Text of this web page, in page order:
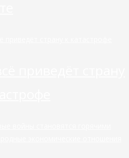
приведёт страну
экономические отношения